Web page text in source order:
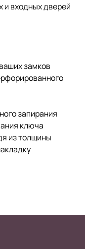
и входных дверей
замков
запирания
ключа
из толщины